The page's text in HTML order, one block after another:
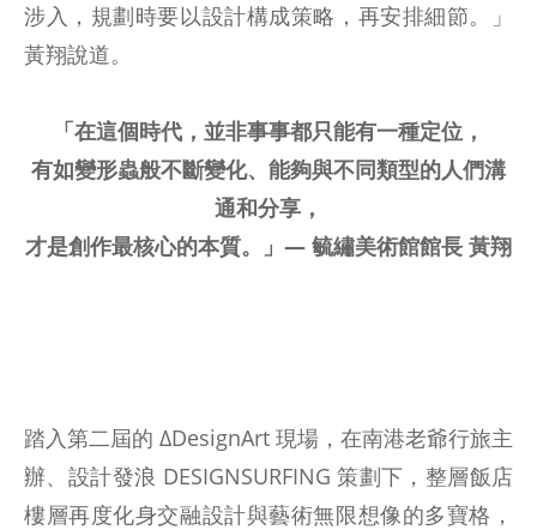
涉入，規劃時要以設計構成策略，再安排細節。」
黃翔說道。
「在這個時代，並非事事都只能有一種定位，
有如變形蟲般不斷變化、能夠與不同類型的人們溝
通和分享，
才是創作最核心的本質。」— 毓繡美術館館長 黃翔
踏入第二屆的 ΔDesignArt 現場，在南港老爺行旅主
辦、設計發浪 DESIGNSURFING 策劃下，整層飯店
樓層再度化身交融設計與藝術無限想像的多寶格，